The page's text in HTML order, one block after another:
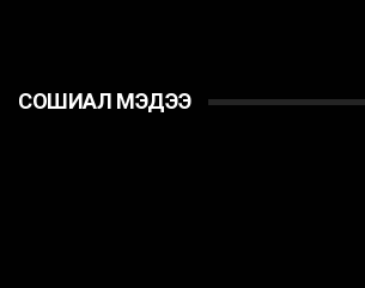
СОШИАЛ МЭДЭЭ